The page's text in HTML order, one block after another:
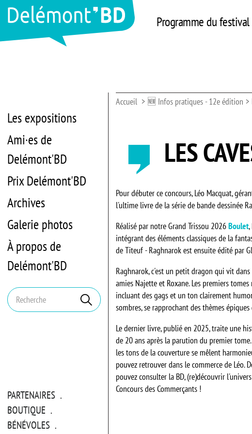
Programme du festival
Les expositions
Ami·es de
Delémont'BD
Prix Delémont'BD
Archives
Galerie photos
À propos de
Delémont'BD
Mots
clés
Rechercher
PARTENAIRES
BOUTIQUE
BÉNÉVOLES
Accueil 🆕 Infos pratiques - 12e édition
LES
Pour débuter ce concours, Léo Macquat,
l'ultime livre de la série de bande dessinée
Réalisé par notre Grand Trissou 2026Boulet,
intégrant des éléments classiques de la
de Titeuf - Raghnarok est ensuite édité par
Raghnarok, c'est un petit dragon qui vit
amies Najette et Roxane. Les premiers
incluant des gags et un ton clairement
sombres, se rapprochant des thèmes
Le dernier livre, publié en 2025, traite une
de 20 ans après la parution du premier tome.
les tons de la couverture se mêlent
pouvez retrouver dans le commerce de Léo.
pouvez consulter la BD, (re)découvrir
Concours des Commerçants !